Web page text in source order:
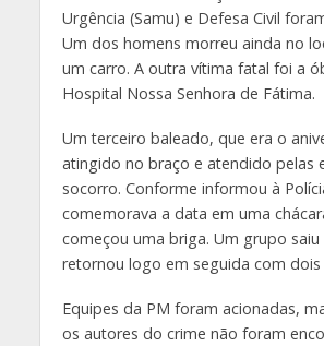
Urgência (Samu) e Defesa Civil
Um dos homens morreu ainda no
um carro. A outra vítima fatal foi a
Hospital Nossa Senhora de Fátima.
Um terceiro baleado, que era o
atingido no braço e atendido pelas
socorro. Conforme informou à
comemorava a data em uma
começou uma briga. Um grupo saiu
retornou logo em seguida com dois
Equipes da PM foram acionadas,
os autores do crime não foram